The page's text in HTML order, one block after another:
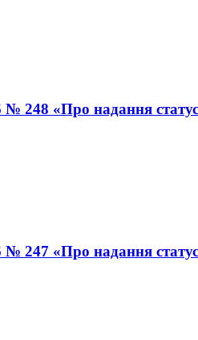
248 «Про надання
247 «Про надання